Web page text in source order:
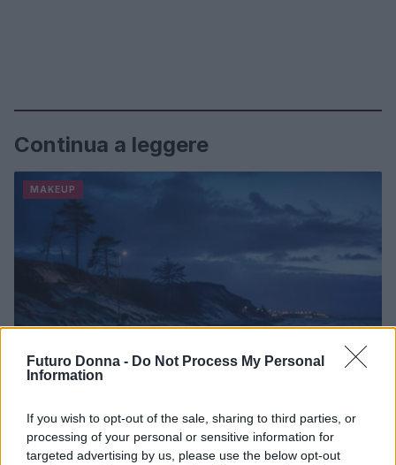
Futuro Donna - Do Not Process My Personal
Information
If you wish to opt-out of the sale, sharing to third parties, or
processing of your personal or sensitive information for
targeted advertising by us, please use the below opt-out
Continua a leggere
MAKEUP
Hot Summer Nights su RaiPlay: un viaggio tra primi
amori e scelte sbagliate